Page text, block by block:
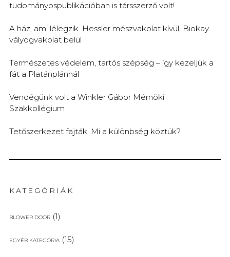
tudományospublikációban is társszerző volt!
A ház, ami lélegzik. Hessler mészvakolat kívül, Biokay
vályogvakolat belül
Természetes védelem, tartós szépség – így kezeljük a
fát a Platánplánnál
Vendégünk volt a Winkler Gábor Mérnöki
Szakkollégium
Tetőszerkezet fajták. Mi a különbség köztük?
KATEGÓRIÁK
BLOWER DOOR(1)
EGYÉB KATEGÓRIA(15)